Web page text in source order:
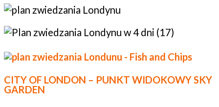
CITY OF LONDON – PUNKT WIDOKOWY SKY
GARDEN